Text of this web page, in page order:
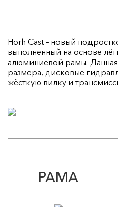
Horh Cast – новый
выполненный на основе
алюминиевой рамы.
размера, дисковые
жёсткую вилку и
РАМА